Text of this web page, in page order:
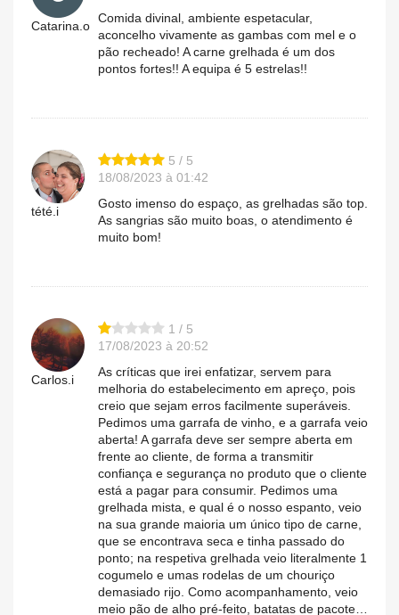
Catarina.o
Comida divinal, ambiente espetacular,
aconcelho vivamente as gambas com mel e o
pão recheado! A carne grelhada é um dos
pontos fortes!! A equipa é 5 estrelas!!
tété.i
5 / 5
18/08/2023 à 01:42
Gosto imenso do espaço, as grelhadas são top.
As sangrias são muito boas, o atendimento é
muito bom!
Carlos.i
1 / 5
17/08/2023 à 20:52
As críticas que irei enfatizar, servem para
melhoria do estabelecimento em apreço, pois
creio que sejam erros facilmente superáveis.
Pedimos uma garrafa de vinho, e a garrafa veio
aberta! A garrafa deve ser sempre aberta em
frente ao cliente, de forma a transmitir
confiança e segurança no produto que o cliente
está a pagar para consumir. Pedimos uma
grelhada mista, e qual é o nosso espanto, veio
na sua grande maioria um único tipo de carne,
que se encontrava seca e tinha passado do
ponto; na respetiva grelhada veio literalmente 1
cogumelo e umas rodelas de um chouriço
demasiado rijo. Como acompanhamento, veio
meio pão de alho pré-feito, batatas de pacote…